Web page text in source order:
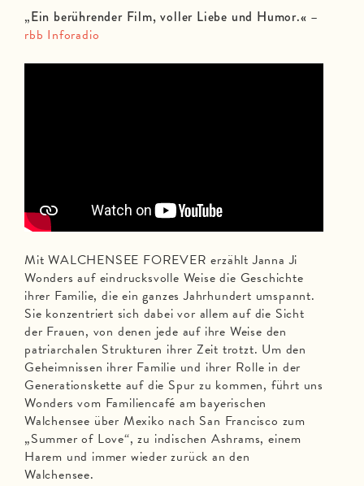
„Ein berührender Film, voller Liebe und Humor.« –
rbb Inforadio
Mit WALCHENSEE FOREVER erzählt Janna Ji
Wonders auf eindrucksvolle Weise die Geschichte
ihrer Familie, die ein ganzes Jahrhundert umspannt.
Sie konzentriert sich dabei vor allem auf die Sicht
der Frauen, von denen jede auf ihre Weise den
patriarchalen Strukturen ihrer Zeit trotzt. Um den
Geheimnissen ihrer Familie und ihrer Rolle in der
Generationskette auf die Spur zu kommen, führt uns
Wonders vom Familiencafé am bayerischen
Walchensee über Mexiko nach San Francisco zum
„Summer of Love“, zu indischen Ashrams, einem
Harem und immer wieder zurück an den
Walchensee.